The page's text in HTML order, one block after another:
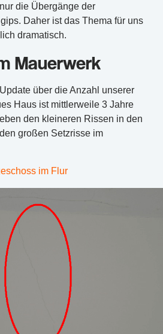
die Übergänge der
Daher ist das Thema für uns
dramatisch.
Mauerwerk
über die Anzahl unserer
Haus ist mittlerweile 3 Jahre
den kleineren Rissen in den
großen Setzrisse im
im Flur